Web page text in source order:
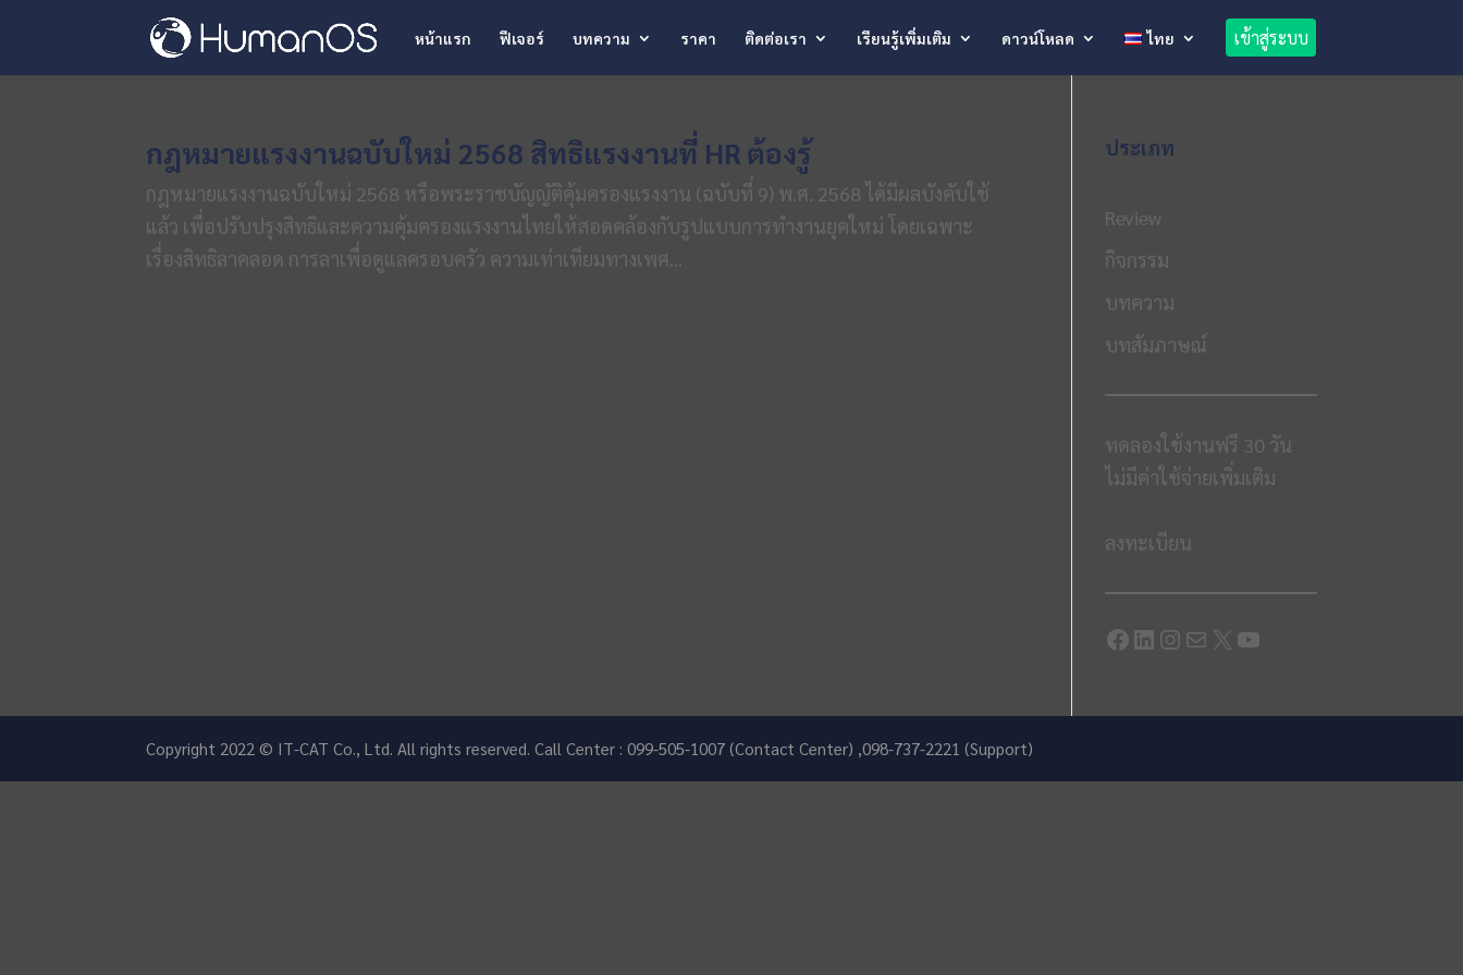
หน้าแรก ฟีเจอร์ บทความ ราคา ติดต่อเรา เรียนรู้เพิ่มเติม ดาวน์โหลด ไทย เข้าสู่ระบบ
กฎหมายแรงงานฉบับใหม่ 2568 สิทธิแรงงานที่ HR ต้องรู้
กฎหมายแรงงานฉบับใหม่ 2568 หรือพระราชบัญญัติคุ้มครองแรงงาน (ฉบับที่ 9) พ.ศ. 2568 ได้มีผลบังคับใช้
แล้ว เพื่อปรับปรุงสิทธิและความคุ้มครองแรงงานไทยให้สอดคล้องกับรูปแบบการทำงานยุคใหม่ โดยเฉพาะ
เรื่องสิทธิลาคลอด การลาเพื่อดูแลครอบครัว ความเท่าเทียมทางเพศ...
ประเภท
Review
กิจกรรม
บทความ
บทสัมภาษณ์
ทดลองใช้งานฟรี 30 วัน
ไม่มีค่าใช้จ่ายเพิ่มเติม
ลงทะเบียน
Facebook
LinkedIn
Instagram
Mail
X YouTube
Copyright 2022 © IT-CAT Co., Ltd. All rights reserved. Call Center : 099-505-1007 (Contact Center) ,098-737-2221 (Support)